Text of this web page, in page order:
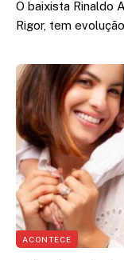
O baixista Rinaldo
Rigor, tem
ACONTECE